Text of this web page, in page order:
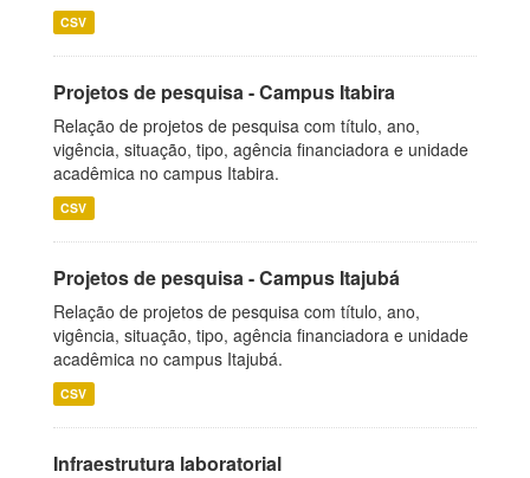
CSV
Projetos de pesquisa - Campus Itabira
Relação de projetos de pesquisa com título, ano,
vigência, situação, tipo, agência financiadora e unidade
acadêmica no campus Itabira.
CSV
Projetos de pesquisa - Campus Itajubá
Relação de projetos de pesquisa com título, ano,
vigência, situação, tipo, agência financiadora e unidade
acadêmica no campus Itajubá.
CSV
Infraestrutura laboratorial